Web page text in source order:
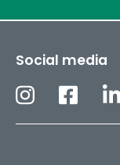
Social media